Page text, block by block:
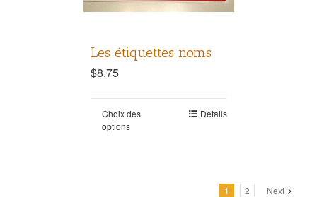
Les étiquettes noms
$8.75
Choix des
options
Details
1 2 Next